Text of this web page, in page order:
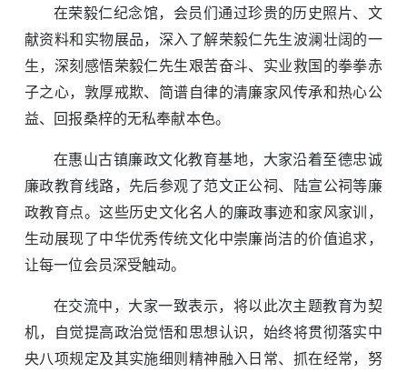
在荣毅仁纪念馆，会员们通过珍贵的历史照片、文
献资料和实物展品，深入了解荣毅仁先生波澜壮阔的一
生，深刻感悟荣毅仁先生艰苦奋斗、实业救国的拳拳赤
子之心，敦厚戒欺、简谱自律的清廉家风传承和热心公
益、回报桑梓的无私奉献本色。
在惠山古镇廉政文化教育基地，大家沿着至德忠诚
廉政教育线路，先后参观了范文正公祠、陆宣公祠等廉
政教育点。这些历史文化名人的廉政事迹和家风家训，
生动展现了中华优秀传统文化中崇廉尚洁的价值追求，
让每一位会员深受触动。
在交流中，大家一致表示，将以此次主题教育为契
机，自觉提高政治觉悟和思想认识，始终将贯彻落实中
央八项规定及其实施细则精神融入日常、抓在经常，努